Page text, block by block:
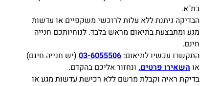
בת"א.
הבדיקה ניתנת ללא עלות לרוכשי משקפיים או עדשות
מגע ומתבצעת בתיאום מראש בלבד. לנוחיותכם חנייה
חינם.
התקשרו עכשיו לתיאום: 03-6055506 (יש חנייה חינם)
או השאירו פרטים, ונחזור אליכם בהקדם.
בדיקת ראיה וקבלת מרשם ללא רכישת עדשות מגע או